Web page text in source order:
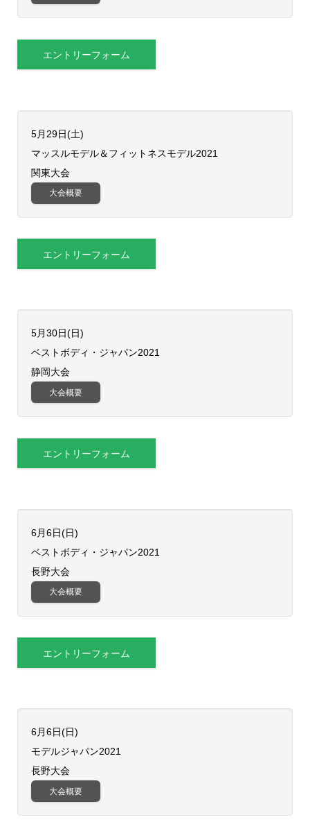
エントリーフォーム
5月29日(土)
​マッスルモデル＆フィットネスモデル2021
関東大会
大会概要
エントリーフォーム
5月30日(日)
​ベストボディ・ジャパン2021
静岡大会
大会概要
エントリーフォーム
6月6日(日)
​ベストボディ・ジャパン2021
長野大会
大会概要
エントリーフォーム
6月6日(日)
​モデルジャパン2021
長野大会
大会概要